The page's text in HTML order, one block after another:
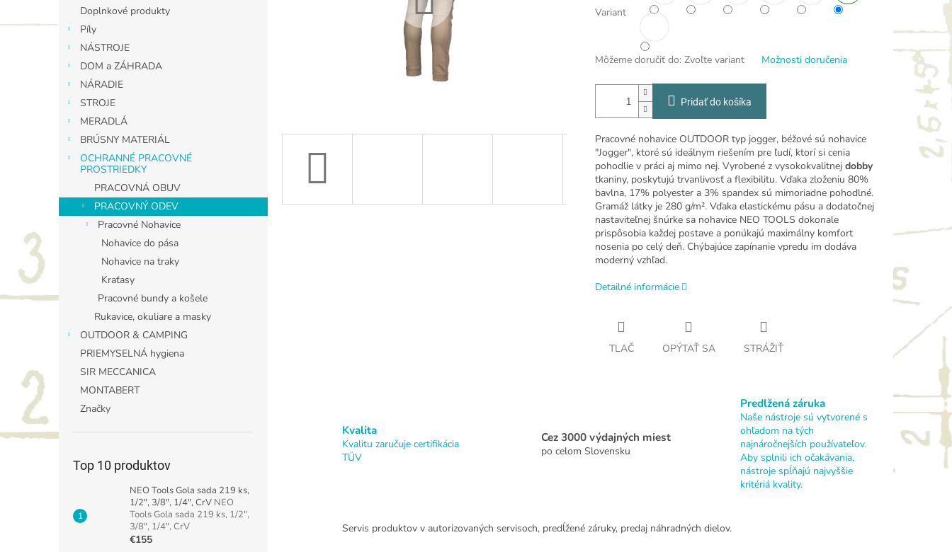
Doplnkové produkty
Píly
NÁSTROJE
DOM a ZÁHRADA
NÁRADIE
STROJE
MERADLÁ
BRÚSNY MATERIÁL
OCHRANNÉ PRACOVNÉ
PROSTRIEDKY
PRACOVNÁ OBUV
PRACOVNÝ ODEV
Pracovné Nohavice
Nohavice do pása
Nohavice na traky
Kraťasy
Pracovné bundy a košele
Rukavice, okuliare a masky
OUTDOOR & CAMPING
PRIEMYSELNÁ hygiena
SIR MECCANICA
MONTABERT
Značky
Top 10 produktov
NEO Tools Gola sada 219 ks,
1/2", 3/8", 1/4", CrV NEO
Tools Gola sada 219 ks, 1/2",
3/8", 1/4", CrV
€155
Variant
Môžeme doručiť do: Zvoľte variant Možnosti doručenia
Pridať do košíka
Pracovné nohavice OUTDOOR typ jogger, béžové sú nohavice
"Jogger", ktoré sú ideálnym riešením pre ľudí, ktorí si cenia
pohodlie v práci aj mimo nej. Vyrobené z vysokokvalitnej dobby
tkaniny, poskytujú trvanlivosť a flexibilitu. Vďaka zloženiu 80%
bavlna, 17% polyester a 3% spandex sú mimoriadne pohodlné.
Gramáž látky je 280 g/m². Vďaka elastickému pásu a dodatočnej
nastaviteľnej šnúrke sa nohavice NEO TOOLS dokonale
prispôsobia každej postave a ponúkajú maximálny komfort
nosenia po celý deň. Chýbajúce zapínanie vpredu im dodáva
moderný vzhľad.
Detailné informácie
TLAČ OPÝTAŤ SA STRÁŽIŤ
Kvalita
Kvalitu zaručuje certifikácia
TÜV
Cez 3000 výdajných miest
po celom Slovensku
Predlžená záruka
Naše nástroje sú vytvorené s
ohľadom na tých
najnáročnejších používateľov.
Aby splnili ich očakávania,
nástroje spĺňajú najvyššie
kritériá kvality.
Servis produktov v autorizovaných servisoch, predĺžené záruky, predaj náhradných dielov.